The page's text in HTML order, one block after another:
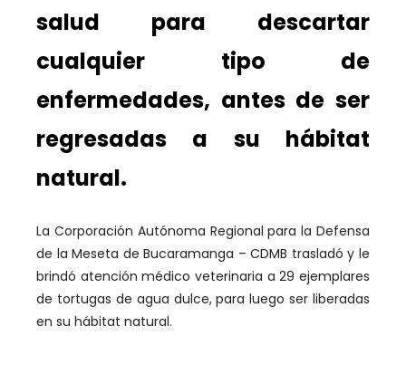
salud para descartar
cualquier tipo de
enfermedades, antes de ser
regresadas a su hábitat
natural.
La Corporación Autónoma Regional para la Defensa
de la Meseta de Bucaramanga – CDMB trasladó y le
brindó atención médico veterinaria a 29 ejemplares
de tortugas de agua dulce, para luego ser liberadas
en su hábitat natural.